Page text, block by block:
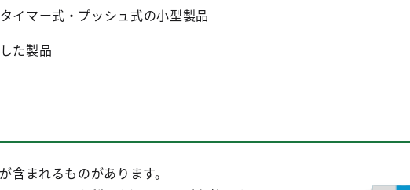
イマー式・プッシュ式の小型製品
た製品
含まれるものがあります。